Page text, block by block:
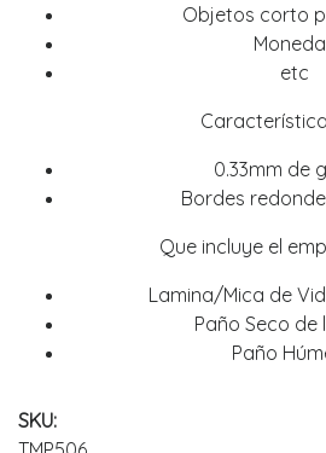
Objetos corto
etc
0.33mm de
Bordes
Que incluye el
Lamina/Mica de
Paño Seco de
Paño
SKU: